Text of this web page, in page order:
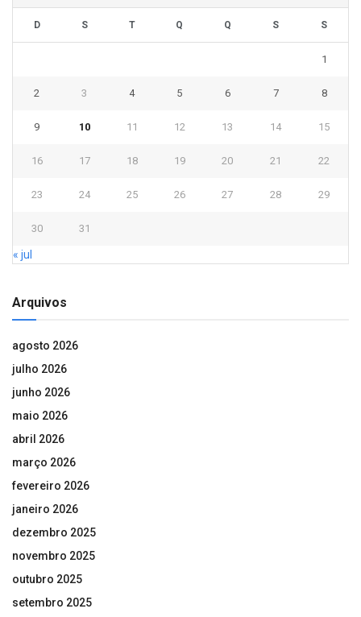
D S T Q Q S S
1
2 3 4 5 6 7 8
9 10 11 12 13 14 15
16 17 18 19 20 21 22
23 24 25 26 27 28 29
30 31
« jul
Arquivos
agosto 2026
julho 2026
junho 2026
maio 2026
abril 2026
março 2026
fevereiro 2026
janeiro 2026
dezembro 2025
novembro 2025
outubro 2025
setembro 2025